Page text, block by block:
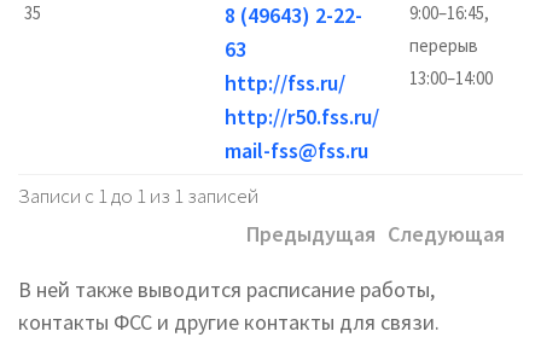
35
8 (49643) 2-22-
63
http://fss.ru/
http://r50.fss.ru/
mail-fss@fss.ru
9:00–16:45,
перерыв
13:00–14:00
Записи с 1 до 1 из 1 записей
Предыдущая Следующая
В ней также выводится расписание работы,
контакты ФСС и другие контакты для связи.